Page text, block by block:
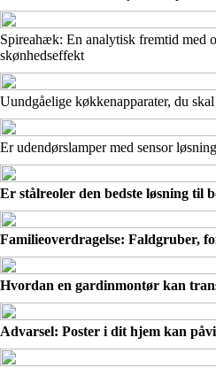
Spireahæk: En analytisk fremtid med
skønhedseffekt
Uundgåelige køkkenapparater, du
Er udendørslamper med sensor
Er stålreoler den bedste løsning til
Familieoverdragelse: Faldgruber,
Hvordan en gardinmontør kan
Advarsel: Poster i dit hjem kan